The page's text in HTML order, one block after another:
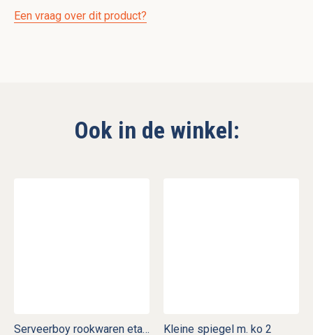
Een vraag over dit product?
Ook in de winkel:
Serveerboy rookwaren etagère
Kleine spiegel m. ko 2